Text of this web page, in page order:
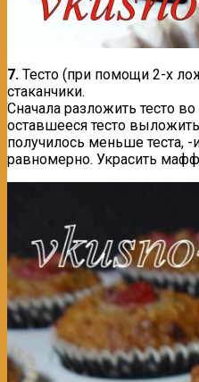
7. Тесто (при помощи 2-х
стаканчики.
Сначала разложить тесто
оставшееся тесто
получилось меньше теста, -
равномерно. Украсить